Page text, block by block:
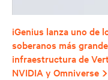
iGenius lanza uno de
soberanos más
infraestructura de
NVIDIA y Omniverse